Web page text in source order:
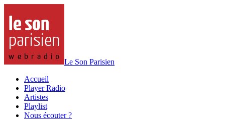
Le Son Parisien
Accueil
Player Radio
Artistes
Playlist
Nous écouter ?